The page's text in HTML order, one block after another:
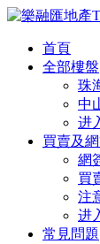
首頁
全部樓盤
珠
中
进
買賣及
網
買
注
进
常見問題